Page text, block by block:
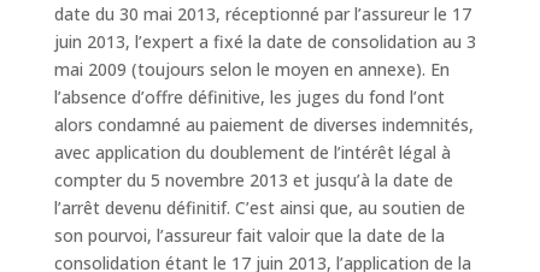
date du 30 mai 2013, réceptionné par l’assureur le 17
juin 2013, l’expert a fixé la date de consolidation au 3
mai 2009 (toujours selon le moyen en annexe). En
l’absence d’offre définitive, les juges du fond l’ont
alors condamné au paiement de diverses indemnités,
avec application du doublement de l’intérêt légal à
compter du 5 novembre 2013 et jusqu’à la date de
l’arrêt devenu définitif. C’est ainsi que, au soutien de
son pourvoi, l’assureur fait valoir que la date de la
consolidation étant le 17 juin 2013, l’application de la